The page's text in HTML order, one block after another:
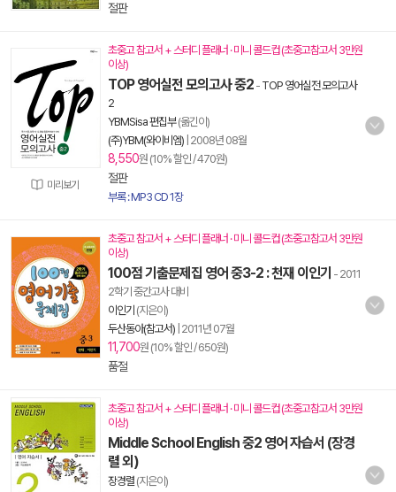
절판
미리보기
초중고 참고서 + 스터디 플래너 · 미니 콜드컵 (초중고참고서 3만원
이상)
TOP 영어실전 모의고사 중2 - TOP 영어실전 모의고사
2
YBMSisa 편집부(옮긴이)
(주)YBM(와이비엠) 2008년 08월
8,550원 (10% 할인 / 470원)
절판
부록 : MP3 CD 1장
초중고 참고서 + 스터디 플래너 · 미니 콜드컵 (초중고참고서 3만원
이상)
100점 기출문제집 영어 중3-2 : 천재 이인기 - 2011
2학기 중간고사 대비
이인기 (지은이)
두산동아(참고서) 2011년 07월
11,700원 (10% 할인 / 650원)
품절
초중고 참고서 + 스터디 플래너 · 미니 콜드컵 (초중고참고서 3만원
이상)
Middle School English 중2 영어 자습서 (장경
렬 외)
장경렬 (지은이)